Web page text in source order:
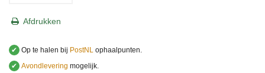
Afdrukken
✔ Op te halen bij PostNL ophaalpunten.
✔ Avondlevering mogelijk.